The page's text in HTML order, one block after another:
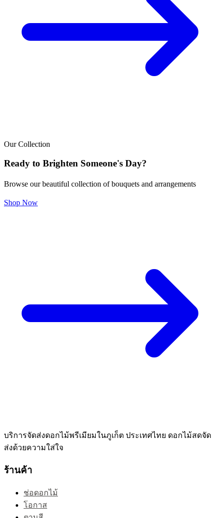
Our Collection
Ready to Brighten Someone's Day?
Browse our beautiful collection of bouquets and arrangements
Shop Now
บริการจัดส่งดอกไม้พรีเมียมในภูเก็ต ประเทศไทย ดอกไม้สดจัด
ส่งด้วยความใส่ใจ
ร้านค้า
ช่อดอกไม้
โอกาส